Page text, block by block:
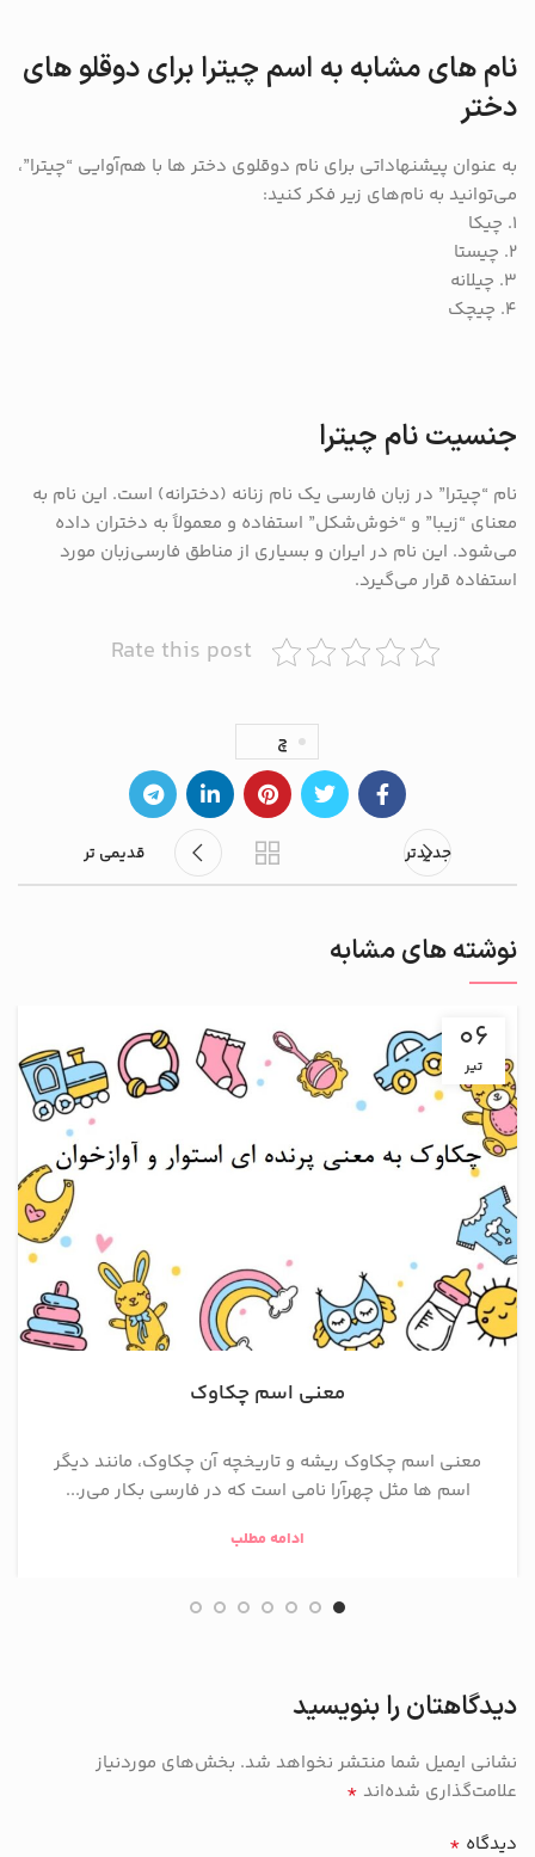
نام های مشابه به اسم چیترا برای دوقلو های
دختر
به عنوان پیشنهاداتی برای نام دوقلوی دختر ها با هم‌آوایی “چیترا”،
می‌توانید به نام‌های زیر فکر کنید:
1. چیکا
2. چیستا
3. چیلانه
4. چیچک
جنسیت نام چیترا
نام “چیترا” در زبان فارسی یک نام زنانه (دخترانه) است. این نام به
معنای “زیبا” و “خوش‌شکل” استفاده و معمولاً به دختران داده
می‌شود. این نام در ایران و بسیاری از مناطق فارسی‌زبان مورد
استفاده قرار می‌گیرد.
Rate this post
چ
جدیدتر قدیمی تر
نوشته های مشابه
06
تیر
معنی اسم چکاوک
معنی اسم چکاوک ریشه و تاریخچه آن چکاوک، مانند دیگر
اسم ها مثل چهرآرا نامی است که در فارسی بکار می‌ر...
ادامه مطلب
دیدگاهتان را بنویسید
نشانی ایمیل شما منتشر نخواهد شد. بخش‌های موردنیاز
علامت‌گذاری شده‌اند *
دیدگاه *